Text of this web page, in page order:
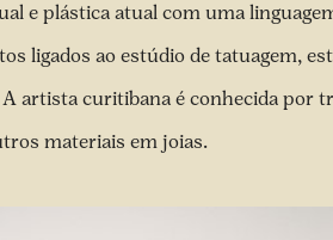
e plástica atual com uma
ligados ao estúdio de tatuagem,
A artista curitibana é conhecida por
materiais em joias.